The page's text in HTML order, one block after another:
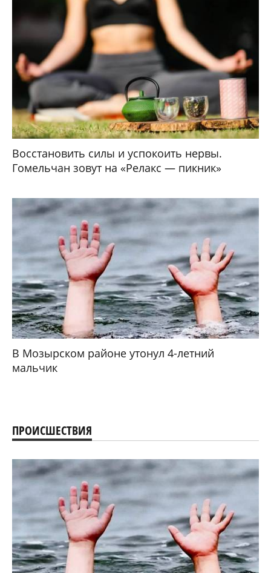
Восстановить силы и успокоить нервы.
Гомельчан зовут на «Релакс — пикник»
В Мозырском районе утонул 4-летний
мальчик
ПРОИСШЕСТВИЯ